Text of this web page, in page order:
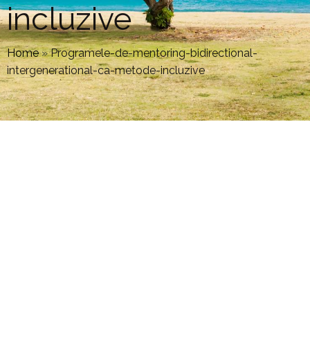
incluzive
Home»Programele-de-mentoring-bidirectional-
intergenerational-ca-metode-incluzive